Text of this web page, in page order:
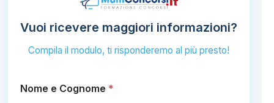
Vuoi ricevere maggiori informazioni?
Compila il modulo, ti risponderemo al più presto!
Nome e Cognome *